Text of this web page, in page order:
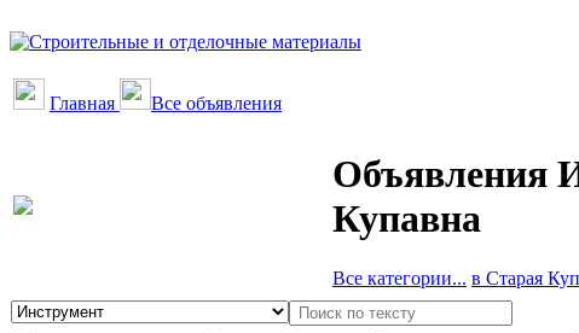
Главная Все объявления
Объявления
Купавна
Все категории... в Старая